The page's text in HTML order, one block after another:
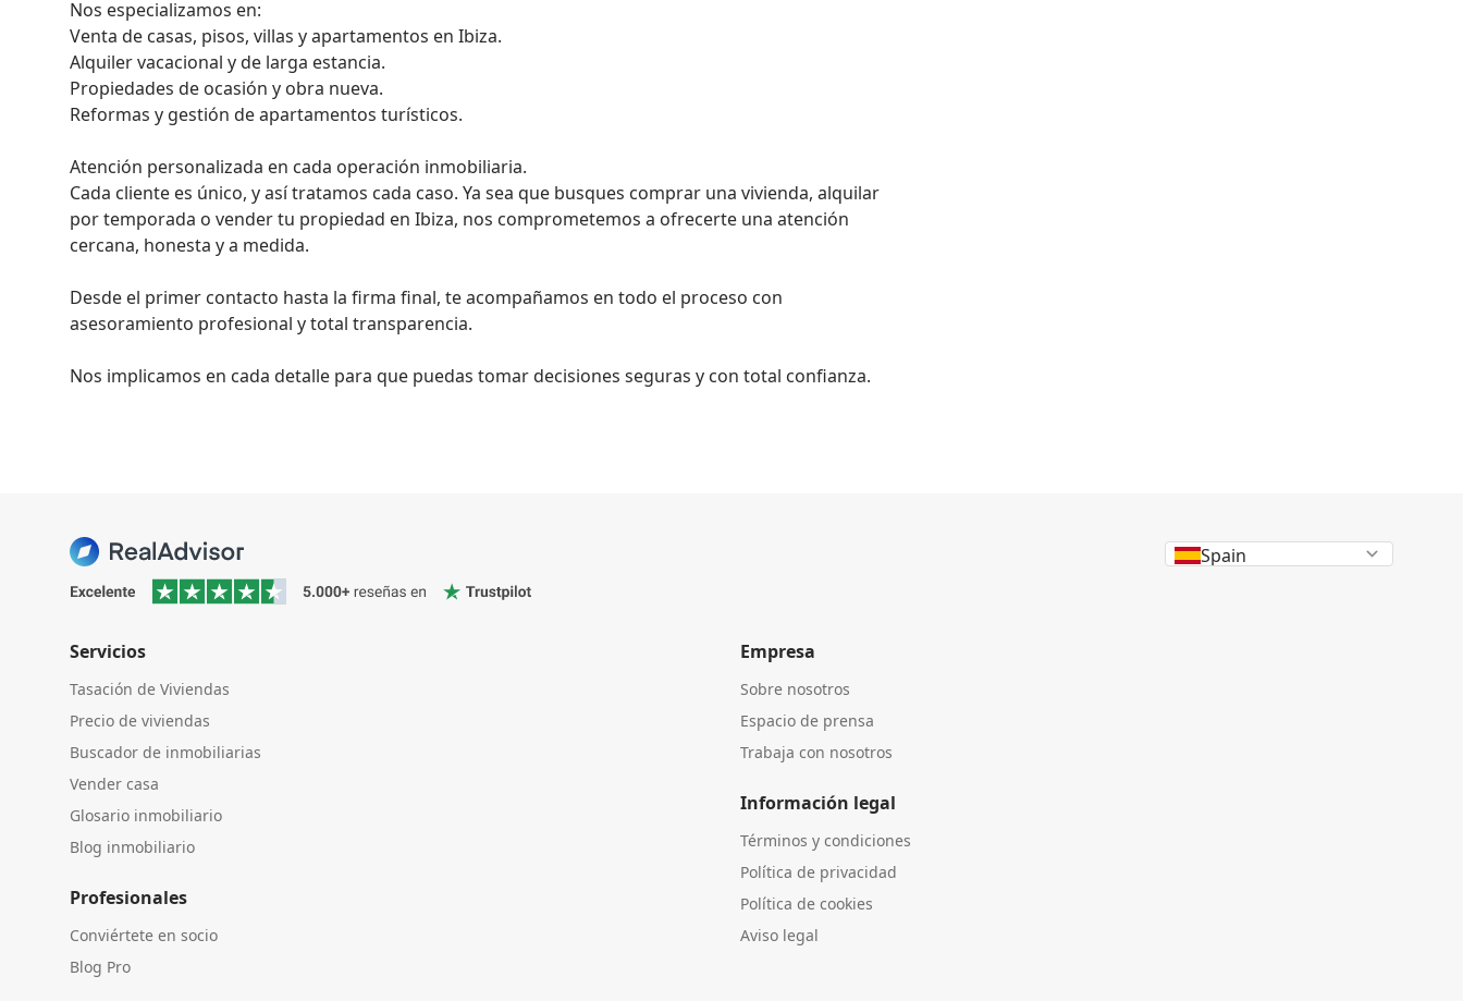
Nos especializamos en:
Venta de casas, pisos, villas y apartamentos en Ibiza.
Alquiler vacacional y de larga estancia.
Propiedades de ocasión y obra nueva.
Reformas y gestión de apartamentos turísticos.
Atención personalizada en cada operación inmobiliaria.
Cada cliente es único, y así tratamos cada caso. Ya sea que busques comprar una vivienda, alquilar
por temporada o vender tu propiedad en Ibiza, nos comprometemos a ofrecerte una atención
cercana, honesta y a medida.
Desde el primer contacto hasta la firma final, te acompañamos en todo el proceso con
asesoramiento profesional y total transparencia.
Nos implicamos en cada detalle para que puedas tomar decisiones seguras y con total confianza.
Spain
Servicios
Tasación de Viviendas
Precio de viviendas
Buscador de inmobiliarias
Vender casa
Glosario inmobiliario
Blog inmobiliario
Profesionales
Conviértete en socio
Blog Pro
Empresa
Sobre nosotros
Espacio de prensa
Trabaja con nosotros
Información legal
Términos y condiciones
Política de privacidad
Política de cookies
Aviso legal